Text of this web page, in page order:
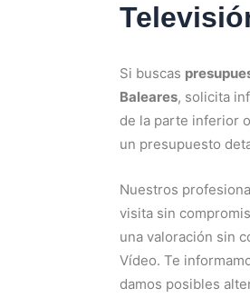
Si buscas
Baleares, solicita
de la parte inferior
un presupuesto
Nuestros
visita sin
una valoración sin
Vídeo. Te
damos posibles